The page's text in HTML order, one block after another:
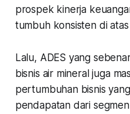
prospek kinerja
tumbuh konsisten di
Lalu, ADES yang
bisnis air mineral juga
pertumbuhan bisnis
pendapatan dari